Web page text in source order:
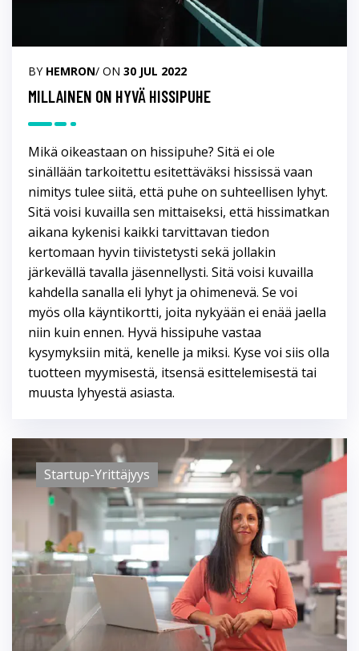
BY HEMRON/ ON 30 JUL 2022
MILLAINEN ON HYVÄ HISSIPUHE
Mikä oikeastaan on hissipuhe? Sitä ei ole
sinällään tarkoitettu esitettäväksi hississä vaan
nimitys tulee siitä, että puhe on suhteellisen lyhyt.
Sitä voisi kuvailla sen mittaiseksi, että hissimatkan
aikana kykenisi kaikki tarvittavan tiedon
kertomaan hyvin tiivistetysti sekä jollakin
järkevällä tavalla jäsennellysti. Sitä voisi kuvailla
kahdella sanalla eli lyhyt ja ohimenevä. Se voi
myös olla käyntikortti, joita nykyään ei enää jaella
niin kuin ennen. Hyvä hissipuhe vastaa
kysymyksiin mitä, kenelle ja miksi. Kyse voi siis olla
tuotteen myymisestä, itsensä esittelemisestä tai
muusta lyhyestä asiasta.
Startup-Yrittäjyys